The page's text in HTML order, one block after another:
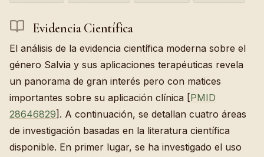
Evidencia Científica
El análisis de la evidencia científica moderna sobre el
género Salvia y sus aplicaciones terapéuticas revela
un panorama de gran interés pero con matices
importantes sobre su aplicación clínica [PMID
28646829]. A continuación, se detallan cuatro áreas
de investigación basadas en la literatura científica
disponible. En primer lugar, se ha investigado el uso